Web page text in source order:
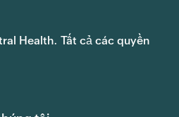
Health. Tất cả các quyền